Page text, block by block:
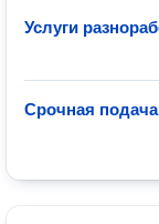
Услуги
Срочная подача